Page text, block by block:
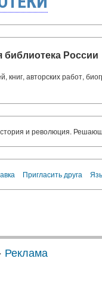
библиотека России
книг, авторских работ,
и революция.
Пригласить друга
· Реклама